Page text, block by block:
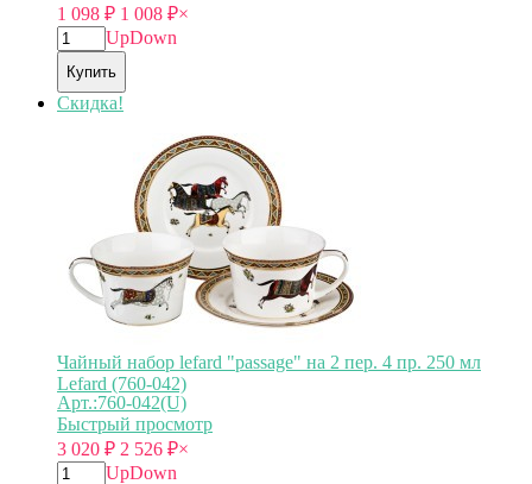
1 098 ₽ 1 008 ₽×
UpDown
Купить
Скидка!
Чайный набор lefard "passage" на 2 пер. 4 пр. 250 мл
Lefard (760-042)
Арт.:760-042(U)
Быстрый просмотр
3 020 ₽ 2 526 ₽×
UpDown